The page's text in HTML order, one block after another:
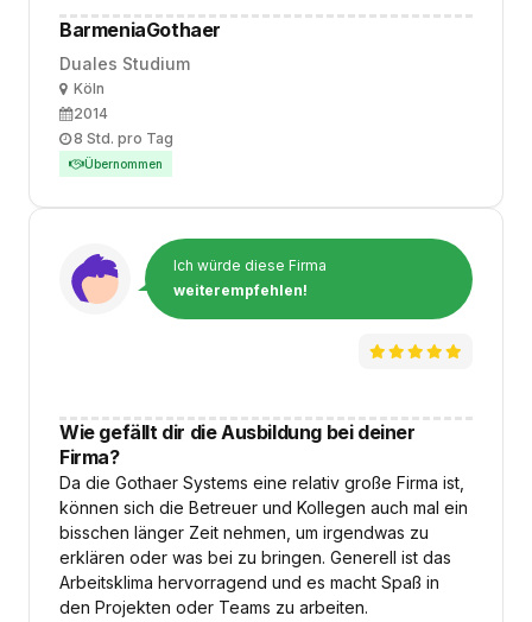
BarmeniaGothaer
Duales Studium
OrtKöln
Ausbildungsbeginn
2014
Arbeitszeit
8 Std. pro Tag
Übernommen
Ich würde diese Firma
weiterempfehlen!
Wie gefällt dir die Ausbildung bei deiner
Firma?
Da die Gothaer Systems eine relativ große Firma ist,
können sich die Betreuer und Kollegen auch mal ein
bisschen länger Zeit nehmen, um irgendwas zu
erklären oder was bei zu bringen. Generell ist das
Arbeitsklima hervorragend und es macht Spaß in
den Projekten oder Teams zu arbeiten.